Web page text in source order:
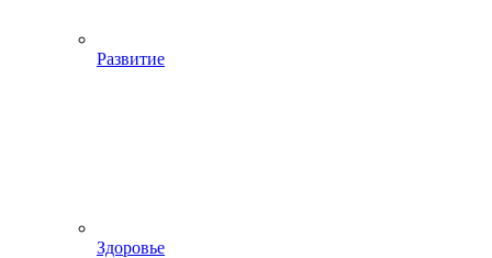
Развитие
Здоровье